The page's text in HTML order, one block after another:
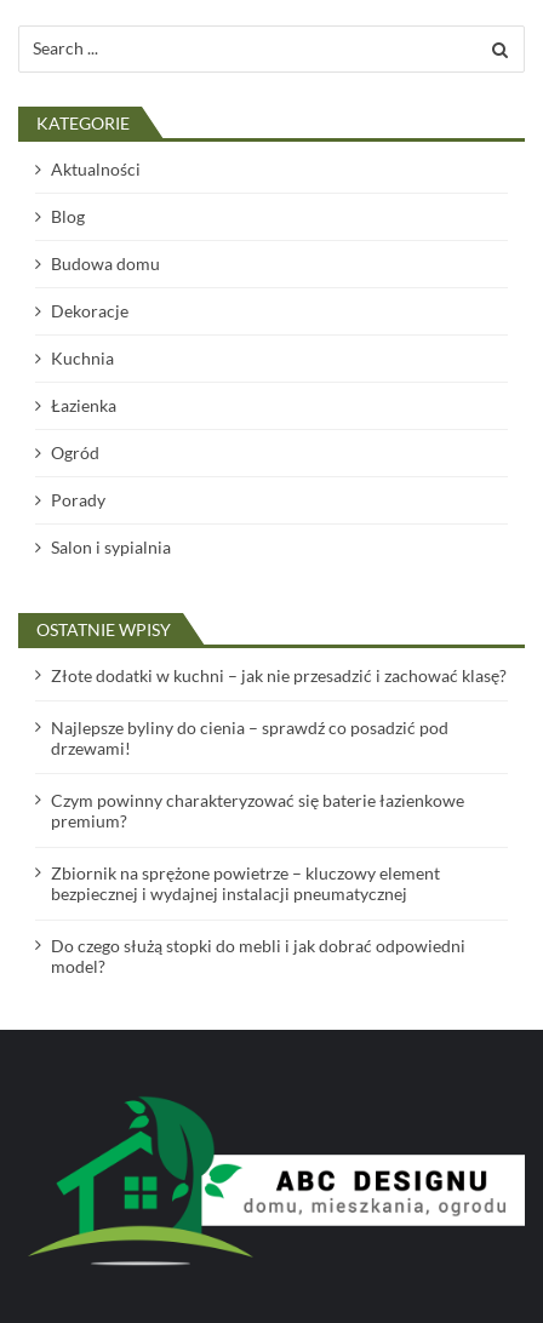
for:
KATEGORIE
Aktualności
Blog
Budowa domu
Dekoracje
Kuchnia
Łazienka
Ogród
Porady
Salon i sypialnia
OSTATNIE WPISY
Złote dodatki w kuchni – jak nie przesadzić i zachować klasę?
Najlepsze byliny do cienia – sprawdź co posadzić pod
drzewami!
Czym powinny charakteryzować się baterie łazienkowe
premium?
Zbiornik na sprężone powietrze – kluczowy element
bezpiecznej i wydajnej instalacji pneumatycznej
Do czego służą stopki do mebli i jak dobrać odpowiedni
model?